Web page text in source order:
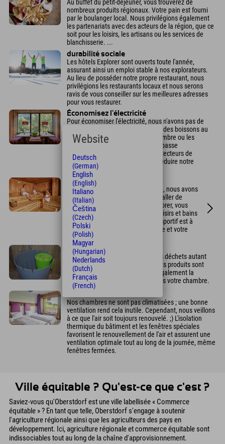
Au buffet du petit-déjeuner, vous trouverez de
nombreux produits régionaux. Votre pain est fourni
par le boulanger local. Nous privilégions également
les partenariats avec des acteurs de la région, que ce
soit pour les loisirs, les artisans ou les services de
blanchisserie. ...
durabilité sociale
Les hôtels Explorer sont ouverts toute l'année,
assurant ainsi un emploi stable à nos explorateurs.
Au lieu de posséder notre propre restaurant, nous
privilégions les restaurants locaux et nous serons
ravis de vous conseiller sur les meilleures adresses
pour vous restaurer.
Économisez l'électricité
Pour économiser l'électricité, nous n'avons pas de
minibar. Vous pouvez commander des boissons au
bar et les emporter dans votre chambre ou les
déguster au salon. Des ampoules basse
consommation, des LED et des détecteurs de
mouvement nous permettent de réduire notre
consommation d'électricité.
piscine
Afin d'économiser l'énergie et l'eau, nous avons
délibérément choisi de ne pas installer de
piscine. Autour de votre hôtel Explorer, vous
trouverez divers lacs, bassins de loisirs et bains
thermaux. L'après-midi, notre spa sportif est à
votre disposition pour votre détente et votre
ressourcement.
Ordures
Nous nous efforçons de réduire les déchets autant
que possible. Les quelques déchets produits sont
soigneusement triés ; vous avez également la
possibilité de trier vos déchets dans votre chambre.
Nos chambres ne sont pas climatisées ; une bonne
ventilation rend cela inutile. Cependant, nous veillons
à ce que l'air soit toujours renouvelé. ;) L'isolation
thermique du bâtiment et les fenêtres spéciales
favorisent le renouvellement de l'air et assurent une
ventilation optimale tout au long de la journée, même
fenêtres fermées.
Ville équitable ? Qu'est-ce que c'est ?
Saviez-vous qu'Oberstdorf est une ville labellisée « Commerce
équitable » ? En tant que telle, Oberstdorf s'engage à soutenir
l'agriculture régionale ainsi que les agriculteurs des pays en
développement. Ici, agriculture régionale et commerce équitable sont
indissociables tout au long de la chaîne d'approvisionnement.
Website
Deutsch
(German)
English
(English)
Italiano
(Italian)
Čeština
(Czech)
Polski
(Polish)
Magyar
(Hungarian)
Nederlands
(Dutch)
Français
(French)